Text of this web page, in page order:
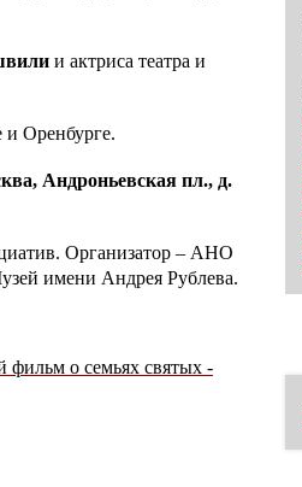
и актриса театра и
и Оренбурге.
Андроньевская пл., д.
Организатор – АНО
имени Андрея Рублева.
фильм о семьях святых -